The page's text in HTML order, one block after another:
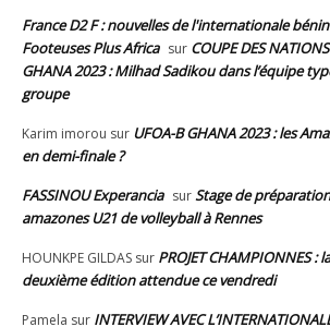
France D2 F : nouvelles de l'internationale
Footeuses Plus Africa sur COUPE DES
GHANA 2023 : Milhad Sadikou dans l’équipe
groupe
Karim imorou sur UFOA-B GHANA 2023 : les
en demi-finale ?
FASSINOU Experancia surStage de
amazones U21 de volleyball à Rennes
HOUNKPE GILDAS sur PROJET CHAMPIONNES
deuxième édition attendue ce vendredi
Pamela sur INTERVIEW AVEC